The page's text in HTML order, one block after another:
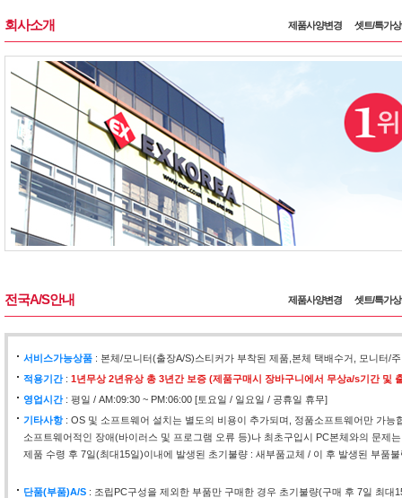
회사소개 제품사양변경 셋트/특가
전국A/S안내 제품사양변경 셋트/특가
서비스가능상품 : 본체/모니터(출장A/S)스티커가 부착된 제품,본체 택배수거, 모니터/
적용기간: 1년무상 2년유상 총 3년간 보증 (제품구매시 장바구니에서 무상a/s기간 및
영업시간: 평일 / AM:09:30 ~ PM:06:00 [토요일 / 일요일 / 공휴일 휴무]
기타사항: OS 및 소프트웨어 설치는 별도의 비용이 추가되며, 정품소프트웨어만 가능
소프트웨어적인 장애(바이러스 및 프로그램 오류 등)나 최초구입시 PC본체와의 문제
제품 수령 후 7일(최대15일)이내에 발생된 초기불량 : 새부품교체 / 이 후 발생된 부품
단품(부품)A/S : 조립PC구성을 제외한 부품만 구매한 경우 초기불량(구매 후 7일 최대